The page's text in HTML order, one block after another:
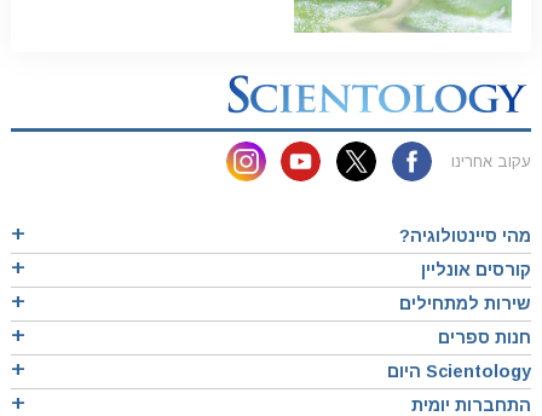
עקוב אחרינו
מהי סיינטולוגיה?
קורסים אונליין
שירות למתחילים
חנות ספרים
Scientology היום
התחברות יומית